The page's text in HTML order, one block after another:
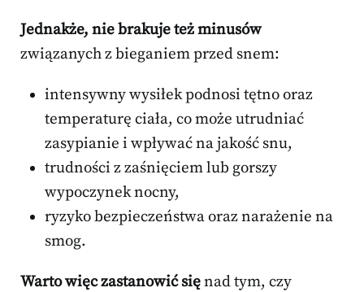
Jednakże, nie brakuje też minusów
związanych z bieganiem przed snem:
intensywny wysiłek podnosi tętno oraz
temperaturę ciała, co może utrudniać
zasypianie i wpływać na jakość snu,
trudności z zaśnięciem lub gorszy
wypoczynek nocny,
ryzyko bezpieczeństwa oraz narażenie na
smog.
Warto więc zastanowić sięnad tym, czy